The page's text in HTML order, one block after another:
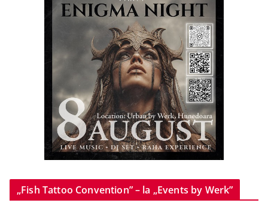
„Fish Tattoo Convention” – la „Events by Werk”